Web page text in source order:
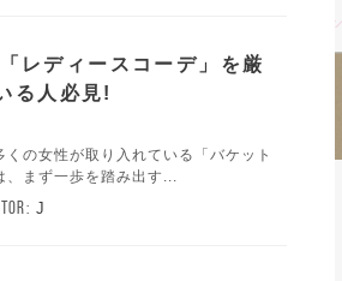
レディースコーデ」を厳
る人必見!
の女性が取り入れている「バケット
、まず一歩を踏み出す...
J